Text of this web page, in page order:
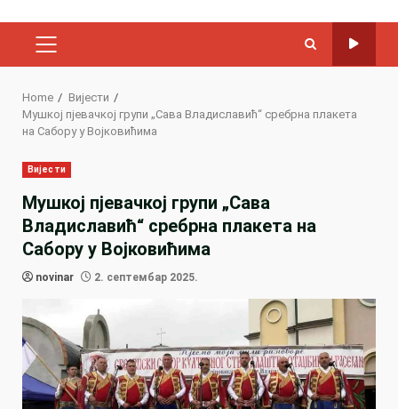
PRIMARY
Home
Вијести
Мушкој пјевачкој групи „Сава Владиславић“ сребрна плакета
на Сабору у Војковићима
Вијести
Мушкој пјевачкој групи „Сава
Владиславић“ сребрна плакета на
Сабору у Војковићима
novinar 2. септембар 2025.